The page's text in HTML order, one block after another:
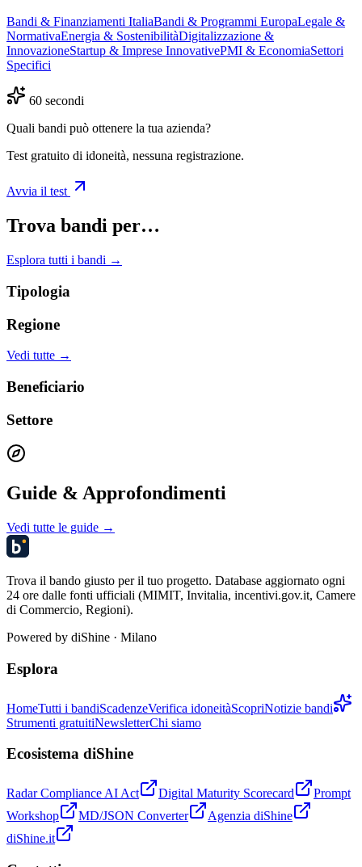
Bandi & Finanziamenti ItaliaBandi & Programmi EuropaLegale &
NormativaEnergia & SostenibilitàDigitalizzazione &
InnovazioneStartup & Imprese InnovativePMI & EconomiaSettori
Specifici
60 secondi
Quali bandi può ottenere la tua azienda?
Test gratuito di idoneità, nessuna registrazione.
Avvia il test
Trova bandi per…
Esplora tutti i bandi →
Tipologia
Regione
Vedi tutte →
Beneficiario
Settore
Guide & Approfondimenti
Vedi tutte le guide →
Trova il bando giusto per il tuo progetto. Database aggiornato ogni
24 ore dalle fonti ufficiali (MIMIT, Invitalia, incentivi.gov.it, Camere
di Commercio, Regioni).
Powered by diShine · Milano
Esplora
HomeTutti i bandiScadenzeVerifica idoneitàScopriNotizie bandi
Strumenti gratuitiNewsletterChi siamo
Ecosistema diShine
Radar Compliance AI Act Digital Maturity Scorecard
Prompt
Workshop
MD/JSON Converter
Agenzia diShine
diShine.it